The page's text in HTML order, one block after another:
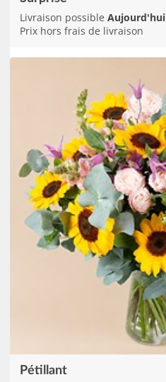
Livraison possible Aujourd'hui
Prix hors frais de livraison
Pétillant